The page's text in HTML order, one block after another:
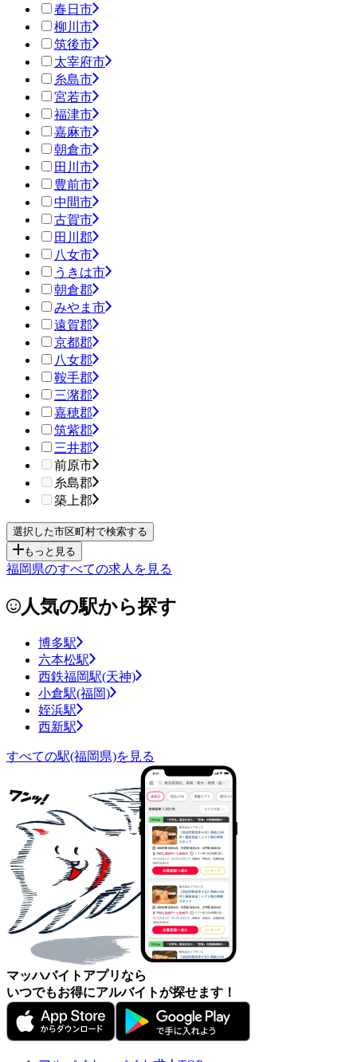
春日市
柳川市
筑後市
太宰府市
糸島市
宮若市
福津市
嘉麻市
朝倉市
田川市
豊前市
中間市
古賀市
田川郡
八女市
うきは市
朝倉郡
みやま市
遠賀郡
京都郡
八女郡
鞍手郡
三潴郡
嘉穂郡
筑紫郡
三井郡
前原市
糸島郡
築上郡
もっと見る
福岡県のすべての求人を見る
人気の駅から探す
博多駅
六本松駅
西鉄福岡駅(天神)
小倉駅(福岡)
姪浜駅
西新駅
すべての駅(福岡県)を見る
マッハバイトアプリなら
いつでもお得にアルバイトが探せます！